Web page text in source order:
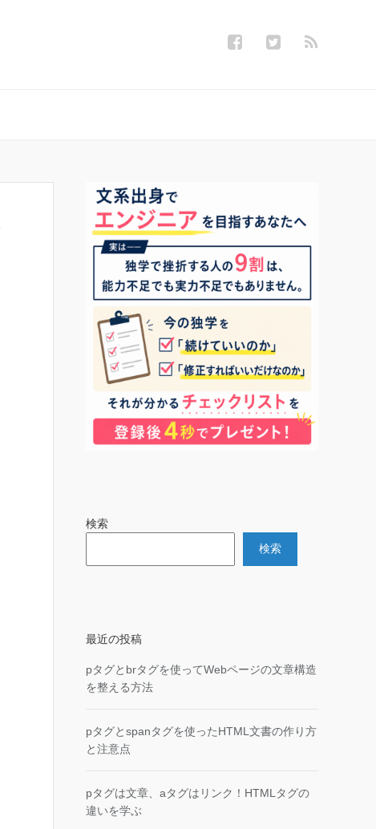
検索
検索
最近の投稿
pタグとbrタグを使ってWebページの文章構造
を整える方法
pタグとspanタグを使ったHTML文書の作り方
と注意点
pタグは文章、aタグはリンク！HTMLタグの
違いを学ぶ